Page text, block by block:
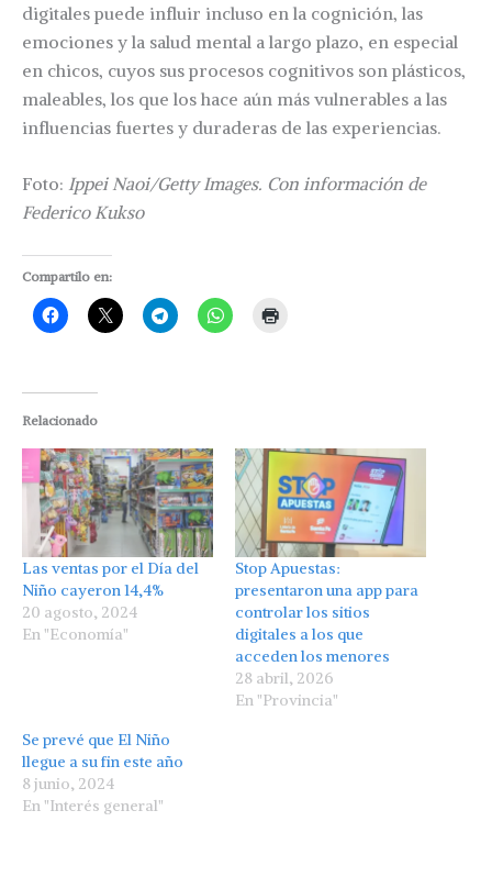
digitales puede influir incluso en la cognición, las
emociones y la salud mental a largo plazo, en especial
en chicos, cuyos sus procesos cognitivos son plásticos,
maleables, los que los hace aún más vulnerables a las
influencias fuertes y duraderas de las experiencias.
Foto: Ippei Naoi/Getty Images. Con información de
Federico Kukso
Compartilo en:
Relacionado
Las ventas por el Día del
Niño cayeron 14,4%
20 agosto, 2024
En "Economía"
Stop Apuestas:
presentaron una app para
controlar los sitios
digitales a los que
acceden los menores
28 abril, 2026
En "Provincia"
Se prevé que El Niño
llegue a su fin este año
8 junio, 2024
En "Interés general"